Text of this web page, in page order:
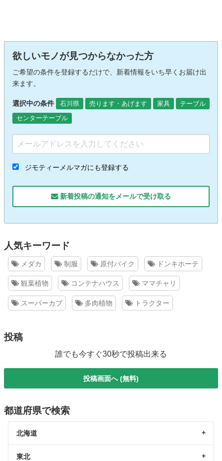
欲しいモノが見つからなかった方
ご希望の条件を登録するだけで、新着情報をいち早くお届け出
来ます。
選択中の条件 石川県 売ります・あげます 家具
テーブル
センターテーブル
ジモティーメルマガにも登録する
新着投稿の通知をメールで受け取る
人気キーワード
メダカ 制服 原付バイク ドンキホーテ
観葉植物 コンテナハウス ママチャリ
スーパーカブ 多肉植物 トラクター
投稿
誰でも今すぐ30秒で投稿出来る
投稿画面へ (無料)
都道府県で検索
北海道
東北